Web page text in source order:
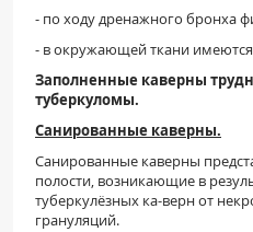
- по ходу дренажного бронха
- в окружающей ткани
Заполненные каверны
туберкуломы.
Санированные каверны.
Санированные каверны
полости, возникающие в
туберкулёзных ка-верн от
грануляций.